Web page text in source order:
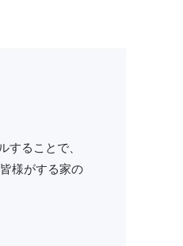
ることで、
様がする家の